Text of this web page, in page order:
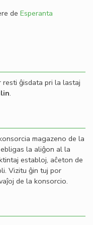
de Esperanta
resti ĝisdata pri la lastaj
.
magazeno de la
la aliĝon al la
establoj, aĉeton de
Vizitu ĝin tuj por
de la konsorcio.